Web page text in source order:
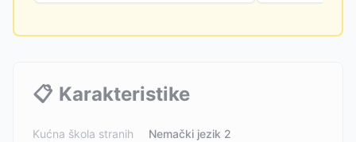
📋 Karakteristike
Kućna škola stranih
Nemački jezik 2